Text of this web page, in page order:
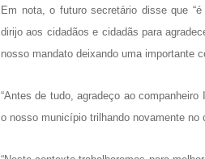
Em nota, o futuro secretário disse que
dirijo aos cidadãos e cidadãs para
nosso mandato deixando uma importante
“Antes de tudo, agradeço ao
o nosso município trilhando novamente no